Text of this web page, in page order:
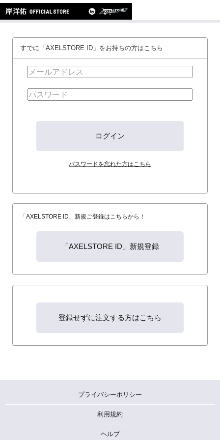
すでに「AXELSTORE ID」をお持ちの方はこちら
パスワードを忘れた方はこちら
「AXELSTORE ID」新規ご登録はこちらから！